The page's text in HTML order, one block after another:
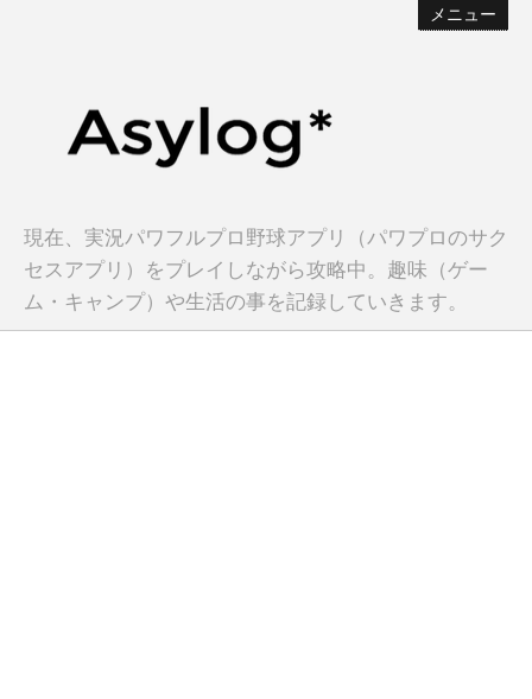
メニュー
現在、実況パワフルプロ野球アプリ（パワプロのサク
セスアプリ）をプレイしながら攻略中。趣味（ゲー
ム・キャンプ）や生活の事を記録していきます。